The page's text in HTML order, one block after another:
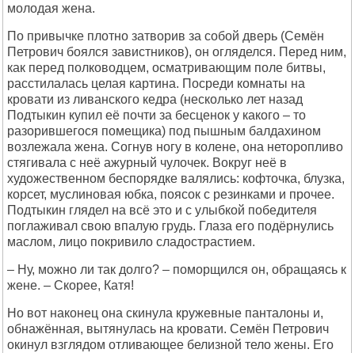
молодая жена.
По привычке плотно затворив за собой дверь (Семён
Петрович боялся завистников), он огляделся. Перед ним,
как перед полководцем, осматривающим поле битвы,
расстилалась целая картина. Посреди комнаты на
кровати из ливанского кедра (несколько лет назад
Подтыкин купил её почти за бесценок у какого – то
разорившегося помещика) под пышным балдахином
возлежала жена. Согнув ногу в колене, она неторопливо
стягивала с неё ажурный чулочек. Вокруг неё в
художественном беспорядке валялись: кофточка, блузка,
корсет, муслиновая юбка, поясок с резинками и прочее.
Подтыкин глядел на всё это и с улыбкой победителя
поглаживал свою впалую грудь. Глаза его подёрнулись
маслом, лицо покривило сладострастием.
– Ну, можно ли так долго? – поморщился он, обращаясь к
жене. – Скорее, Катя!
Но вот наконец она скинула кружевные панталоны и,
обнажённая, вытянулась на кровати. Семён Петрович
окинул взглядом отливающее белизной тело жены. Его